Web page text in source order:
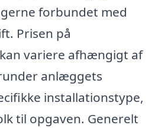
forbundet med
Prisen på
variere afhængigt af
anlæggets
installationstype,
til opgaven. Generelt